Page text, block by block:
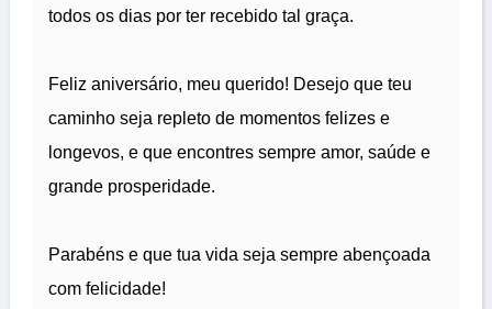
todos os dias por ter recebido tal graça.
Feliz aniversário, meu querido! Desejo que teu
caminho seja repleto de momentos felizes e
longevos, e que encontres sempre amor, saúde e
grande prosperidade.
Parabéns e que tua vida seja sempre abençoada
com felicidade!